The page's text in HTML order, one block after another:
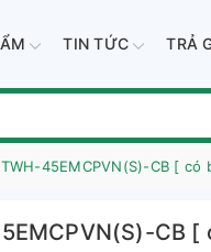
TIN TỨC TRẢ
45EMCPVN(S)-CB [ có
CB [